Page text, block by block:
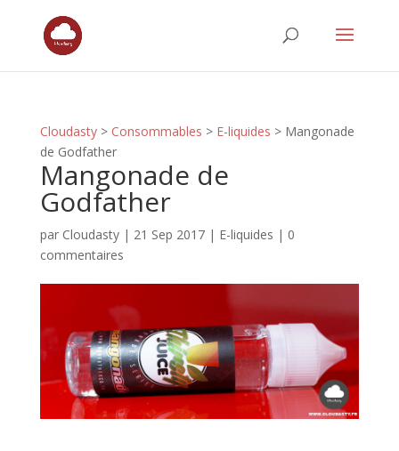
Cloudasty> Consommables > E-liquides > Mangonade
de Godfather
Mangonade de
Godfather
par Cloudasty| 21 Sep 2017| E-liquides | 0
commentaires